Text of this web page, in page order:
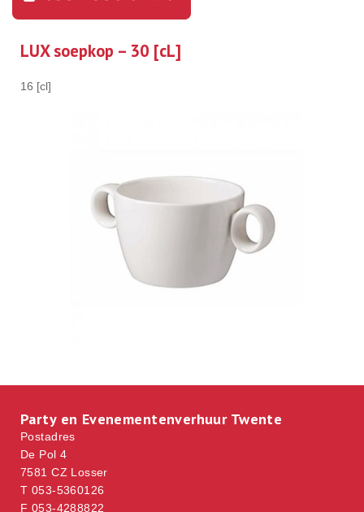
LUX soepkop – 30 [cL]
16 [cl]
Party en Evenementenverhuur Twente
Postadres
De Pol 4
7581 CZ Losser
T 053-5360126
F 053-4288822